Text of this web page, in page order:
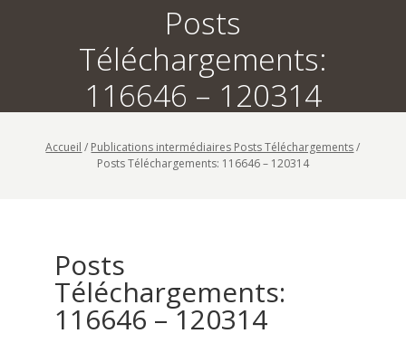
Posts
Téléchargements:
116646 – 120314
Accueil / Publications intermédiaires Posts Téléchargements/
Posts Téléchargements: 116646 – 120314
Posts
Téléchargements:
116646 – 120314